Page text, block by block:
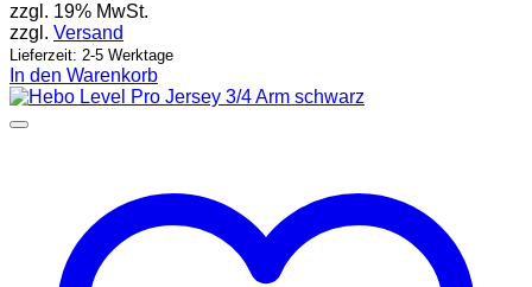
zzgl. 19% MwSt.
zzgl. Versand
Lieferzeit: 2-5 Werktage
In den Warenkorb